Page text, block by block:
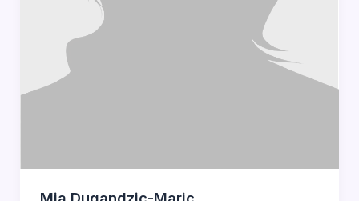
Mia Dugandzic-Maric